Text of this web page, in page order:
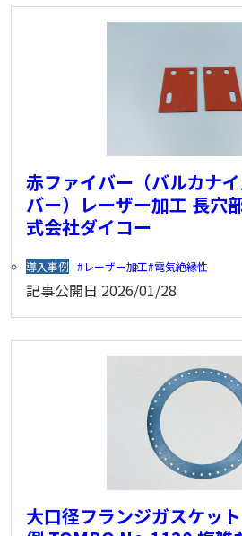
赤ファイバー（バルカナ
バー）レーザー加工 長穴
式会社ダイコー
導入事例 レーザー加工 電気絶縁性
記事公開日 2026/01/28
大口径フランジガスケッ